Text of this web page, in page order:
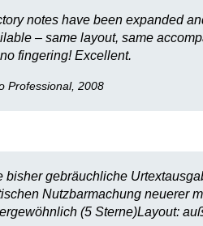
notes have been expanded
– same layout, same
fingering! Excellent.
Professional, 2008
gebräuchliche
Nutzbarmachung neuerer
(5 Sterne)Layout: